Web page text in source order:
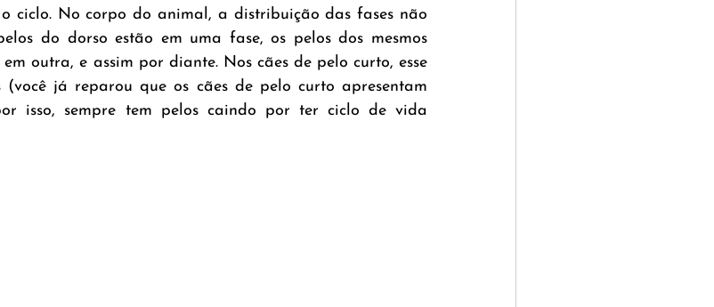
ciclo. No corpo do animal, a distribuição das fases não
do dorso estão em uma fase, os pelos dos mesmos
outra, e assim por diante. Nos cães de pelo curto, esse
já reparou que os cães de pelo curto apresentam
isso, sempre tem pelos caindo por ter ciclo de vida